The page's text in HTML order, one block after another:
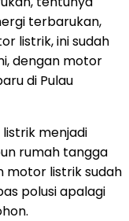
terbarukan,
listrik, ini sudah
dengan motor
di Pulau
menjadi
rumah tangga
motor listrik sudah
polusi apalagi